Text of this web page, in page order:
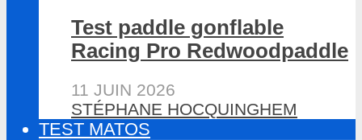
Test paddle gonflable
Racing Pro Redwoodpaddle
11 JUIN 2026
STÉPHANE HOCQUINGHEM
TEST MATOS